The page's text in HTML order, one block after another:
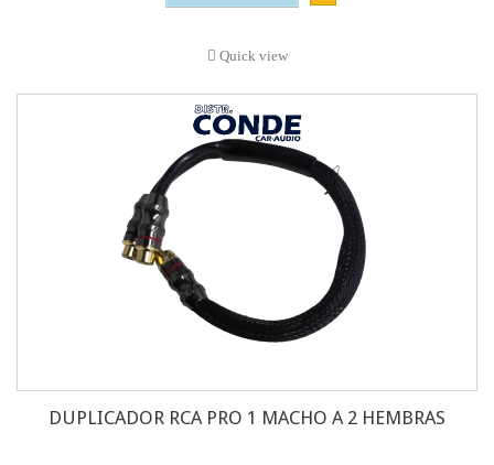
Quick view
DUPLICADOR RCA PRO 1 MACHO A 2 HEMBRAS